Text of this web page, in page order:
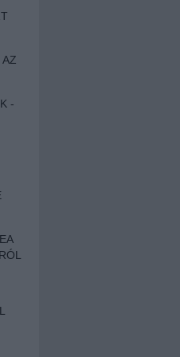
AZ
-